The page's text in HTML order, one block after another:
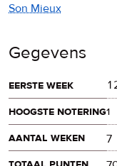
Son Mieux
Gegevens
eerste week
hoogste notering1
aantal weken
7